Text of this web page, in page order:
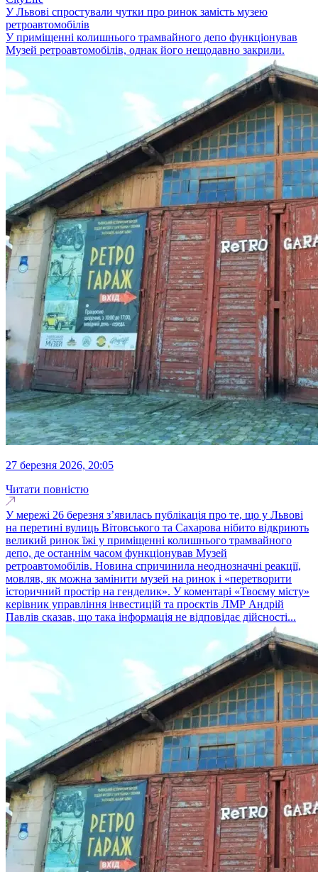
У Львові спростували чутки про ринок замість музею
ретроавтомобілів
У приміщенні колишнього трамвайного депо функціонував
Музей ретроавтомобілів, однак його нещодавно закрили.
27 березня 2026, 20:05
Читати повністю
У мережі 26 березня з’явилась публікація про те, що у Львові
на перетині вулиць Вітовського та Сахарова нібито відкриють
великий ринок їжі у приміщенні колишнього трамвайного
депо, де останнім часом функціонував Музей
ретроавтомобілів. Новина спричинила неоднозначні реакції,
мовляв, як можна замінити музей на ринок і «перетворити
історичний простір на генделик». У коментарі «Твоєму місту»
керівник управління інвестицій та проєктів ЛМР Андрій
Павлів сказав, що така інформація не відповідає дійсності...